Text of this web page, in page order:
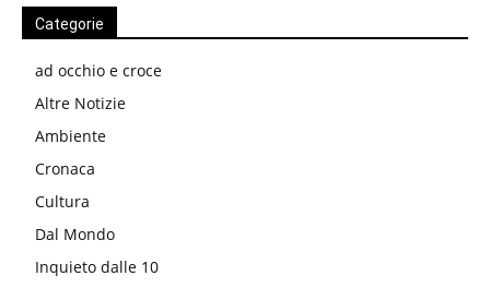
Categorie
ad occhio e croce
Altre Notizie
Ambiente
Cronaca
Cultura
Dal Mondo
Inquieto dalle 10